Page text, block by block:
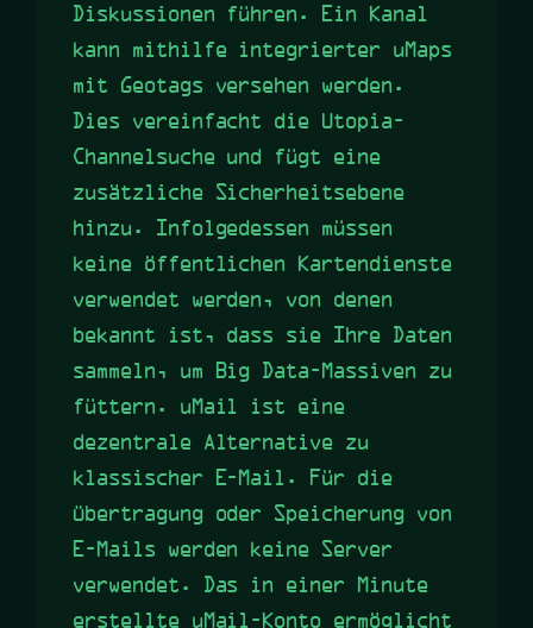
Diskussionen führen. Ein Kanal
kann mithilfe integrierter uMaps
mit Geotags versehen werden.
Dies vereinfacht die Utopia-
Channelsuche und fügt eine
zusätzliche Sicherheitsebene
hinzu. Infolgedessen müssen
keine öffentlichen Kartendienste
verwendet werden, von denen
bekannt ist, dass sie Ihre Daten
sammeln, um Big Data-Massiven zu
füttern. uMail ist eine
dezentrale Alternative zu
klassischer E-Mail. Für die
Übertragung oder Speicherung von
E-Mails werden keine Server
verwendet. Das in einer Minute
erstellte uMail-Konto ermöglicht